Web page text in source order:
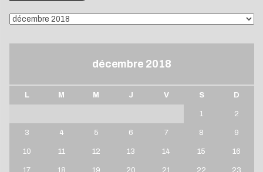
ARCHIVES
décembre 2018
L M M J V S D
1 2
3 4 5 6 7 8 9
10 11 12 13 14 15 16
17 18 19 20 21 22 23